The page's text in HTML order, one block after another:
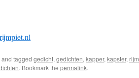
and tagged gedicht, gedichten, kapper, kapster, rijm
. Bookmark the permalink.